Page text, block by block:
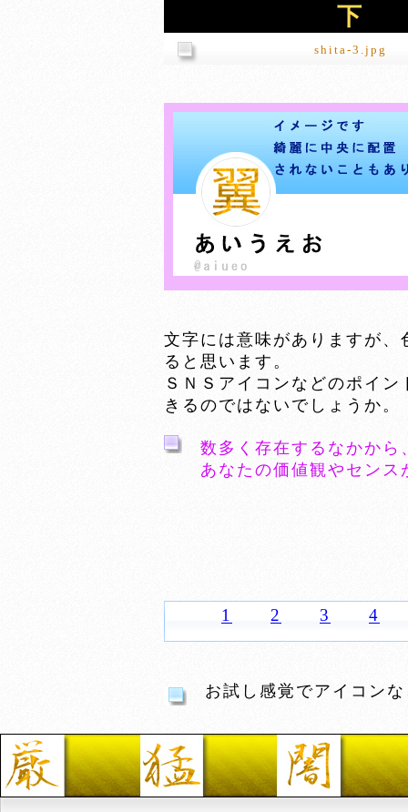
下
shita-3.jpg
文字には意味がありますが
ると思います。
ＳＮＳアイコンなどのポイ
きるのではないでしょうか。
数多く存在するなかか
あなたの価値観やセン
1 2 3 4
お試し感覚でアイコンな